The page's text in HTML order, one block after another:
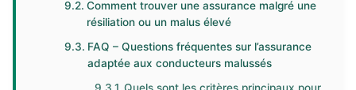
Comment trouver une assurance malgré une
résiliation ou un malus élevé
FAQ – Questions fréquentes sur l’assurance
adaptée aux conducteurs malussés